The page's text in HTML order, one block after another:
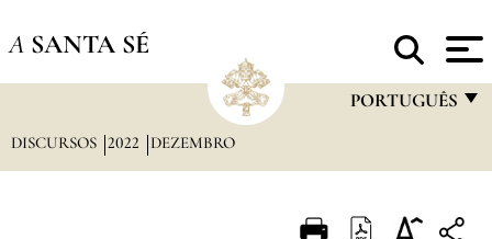
A SANTA SÉ
PORTUGUÊS
ITALIANO
DISCURSOS 2022 DEZEMBRO